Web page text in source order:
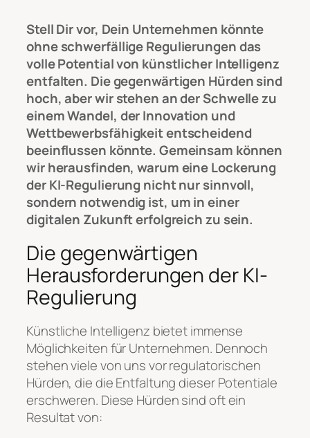
Stell Dir vor, Dein Unternehmen könnte
ohne schwerfällige Regulierungen das
volle Potential von künstlicher Intelligenz
entfalten. Die gegenwärtigen Hürden sind
hoch, aber wir stehen an der Schwelle zu
einem Wandel, der Innovation und
Wettbewerbsfähigkeit entscheidend
beeinflussen könnte. Gemeinsam können
wir herausfinden, warum eine Lockerung
der KI-Regulierung nicht nur sinnvoll,
sondern notwendig ist, um in einer
digitalen Zukunft erfolgreich zu sein.
Die gegenwärtigen
Herausforderungen der KI-
Regulierung
Künstliche Intelligenz bietet immense
Möglichkeiten für Unternehmen. Dennoch
stehen viele von uns vor regulatorischen
Hürden, die die Entfaltung dieser Potentiale
erschweren. Diese Hürden sind oft ein
Resultat von: